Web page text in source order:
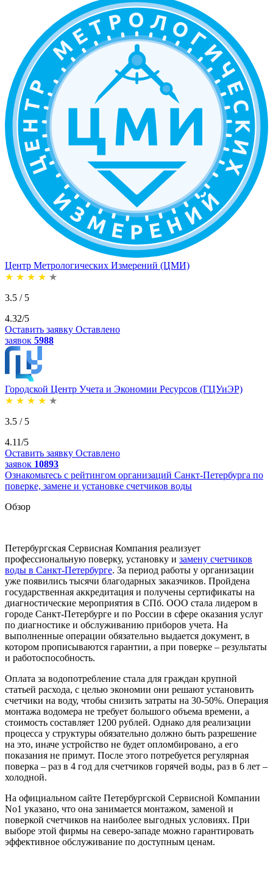
Центр Метрологических Измерений (ЦМИ)
★ ★ ★ ★ ★
3.5 / 5
4.32/5
Оставить заявку Оставлено
заявок 5988
Городской Центр Учета и Экономии Ресурсов (ГЦУиЭР)
★ ★ ★ ★ ★
3.5 / 5
4.11/5
Оставить заявку Оставлено
заявок 10893
Ознакомьтесь с рейтингом организаций Санкт-Петербурга по
поверке, замене и установке счетчиков воды
Обзор
Петербургская Сервисная Компания реализует
профессиональную поверку, установку и замену счетчиков
воды в Санкт-Петербурге. За период работы у организации
уже появились тысячи благодарных заказчиков. Пройдена
государственная аккредитация и получены сертификаты на
диагностические мероприятия в СПб. ООО стала лидером в
городе Санкт-Петербурге и по России в сфере оказания услуг
по диагностике и обслуживанию приборов учета. На
выполненные операции обязательно выдается документ, в
котором прописываются гарантии, а при поверке – результаты
и работоспособность.
Оплата за водопотребление стала для граждан крупной
статьей расхода, с целью экономии они решают установить
счетчики на воду, чтобы снизить затраты на 30-50%. Операция
монтажа водомера не требует большого объема времени, а
стоимость составляет 1200 рублей. Однако для реализации
процесса у структуры обязательно должно быть разрешение
на это, иначе устройство не будет опломбировано, а его
показания не примут. После этого потребуется регулярная
поверка – раз в 4 год для счетчиков горячей воды, раз в 6 лет –
холодной.
На официальном сайте Петербургской Сервисной Компании
No1 указано, что она занимается монтажом, заменой и
поверкой счетчиков на наиболее выгодных условиях. При
выборе этой фирмы на северо-западе можно гарантировать
эффективное обслуживание по доступным ценам.